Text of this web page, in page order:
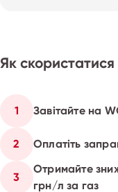
Як
1 Завітайте на
2 Оплатіть
3
Отримайте
грн/л за газ